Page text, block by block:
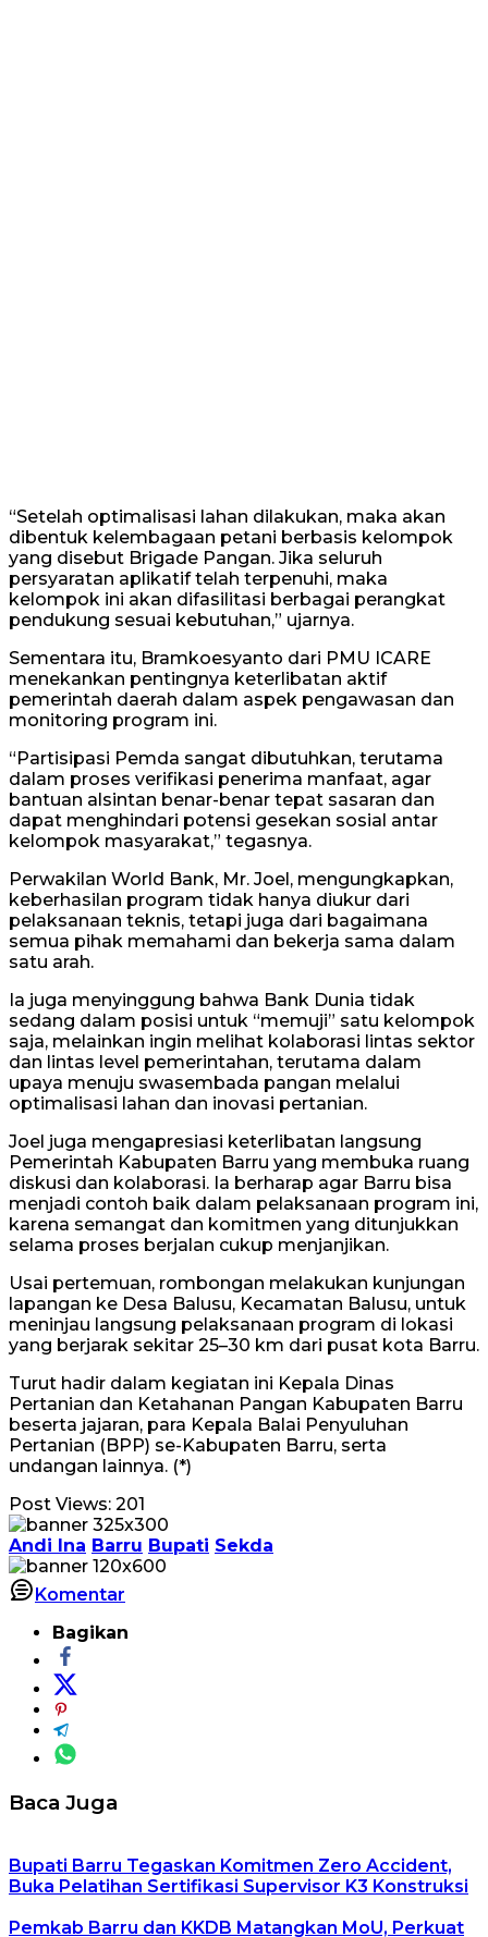
“Setelah optimalisasi lahan dilakukan, maka akan
dibentuk kelembagaan petani berbasis kelompok
yang disebut Brigade Pangan. Jika seluruh
persyaratan aplikatif telah terpenuhi, maka
kelompok ini akan difasilitasi berbagai perangkat
pendukung sesuai kebutuhan,” ujarnya.
Sementara itu, Bramkoesyanto dari PMU ICARE
menekankan pentingnya keterlibatan aktif
pemerintah daerah dalam aspek pengawasan dan
monitoring program ini.
“Partisipasi Pemda sangat dibutuhkan, terutama
dalam proses verifikasi penerima manfaat, agar
bantuan alsintan benar-benar tepat sasaran dan
dapat menghindari potensi gesekan sosial antar
kelompok masyarakat,” tegasnya.
Perwakilan World Bank, Mr. Joel, mengungkapkan,
keberhasilan program tidak hanya diukur dari
pelaksanaan teknis, tetapi juga dari bagaimana
semua pihak memahami dan bekerja sama dalam
satu arah.
Ia juga menyinggung bahwa Bank Dunia tidak
sedang dalam posisi untuk “memuji” satu kelompok
saja, melainkan ingin melihat kolaborasi lintas sektor
dan lintas level pemerintahan, terutama dalam
upaya menuju swasembada pangan melalui
optimalisasi lahan dan inovasi pertanian.
Joel juga mengapresiasi keterlibatan langsung
Pemerintah Kabupaten Barru yang membuka ruang
diskusi dan kolaborasi. Ia berharap agar Barru bisa
menjadi contoh baik dalam pelaksanaan program ini,
karena semangat dan komitmen yang ditunjukkan
selama proses berjalan cukup menjanjikan.
Usai pertemuan, rombongan melakukan kunjungan
lapangan ke Desa Balusu, Kecamatan Balusu, untuk
meninjau langsung pelaksanaan program di lokasi
yang berjarak sekitar 25–30 km dari pusat kota Barru.
Turut hadir dalam kegiatan ini Kepala Dinas
Pertanian dan Ketahanan Pangan Kabupaten Barru
beserta jajaran, para Kepala Balai Penyuluhan
Pertanian (BPP) se-Kabupaten Barru, serta
undangan lainnya. (*)
Post Views: 201
Andi Ina Barru Bupati Sekda
Komentar
Bagikan
Baca Juga
Bupati Barru Tegaskan Komitmen Zero Accident,
Buka Pelatihan Sertifikasi Supervisor K3 Konstruksi
Pemkab Barru dan KKDB Matangkan MoU, Perkuat